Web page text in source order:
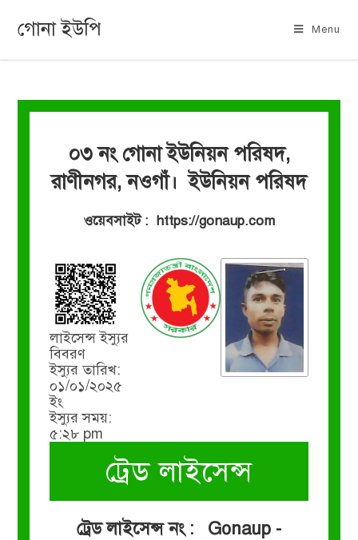
গোনা ইউপি Menu
০৩ নং গোনা ইউনিয়ন পরিষদ,
রাণীনগর, নওগাঁ। ইউনিয়ন পরিষদ
ওয়েবসাইট : https://gonaup.com
লাইসেন্স ইস্যুর
বিবরণ
ইস্যুর তারিখ:
০১/০১/২০২৫
ইং
ইস্যুর সময়:
৫:২৮ pm
ট্রেড লাইসেন্স
ট্রেড লাইসেন্স নং : Gonaup -